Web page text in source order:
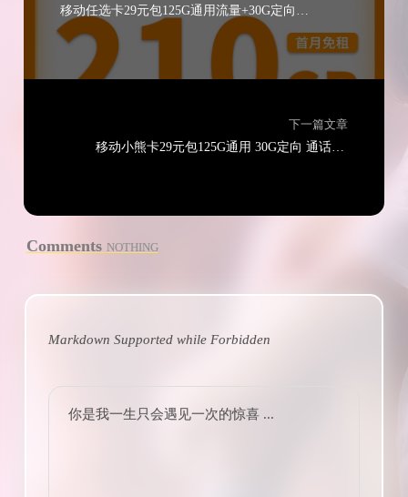
移动任选卡29元包125G通用流量+30G定向+通话0.19元/分钟
下一篇文章
移动小熊卡29元包125G通用 30G定向 通话0.19元/分钟
Comments NOTHING
Markdown Supported while Forbidden
你是我一生只会遇见一次的惊喜 ...